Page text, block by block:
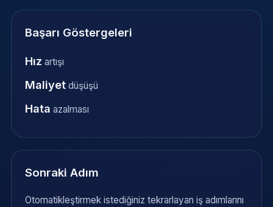
Başarı Göstergeleri
Hız artışı
Maliyetdüşüşü
Hata azalması
Sonraki Adım
Otomatikleştirmek istediğiniz tekrarlayan iş adımlarını